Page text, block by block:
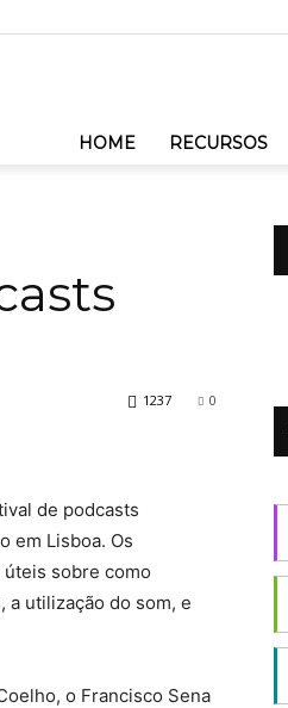
HOME RECURSOS
0
1237
de podcasts
em Lisboa. Os
sobre como
a utilização do som, e
o Francisco Sena